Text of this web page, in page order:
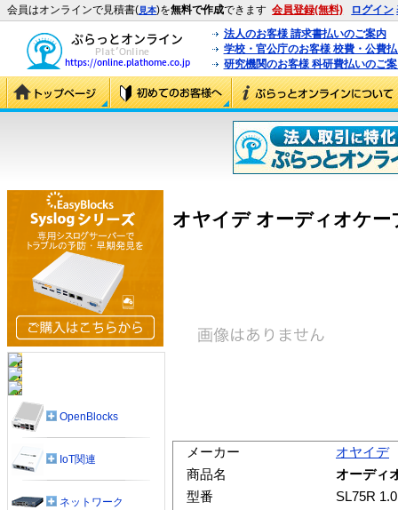
会員はオンラインで見積書(見本)を無料で作成できます 会員登録(無料) ログイン
法人のお客様 請求書払いのご案内
学校・官公庁のお客様 校費・公費
研究機関のお客様 科研費払いのご
オヤイデ オーディオケ
メーカー
オヤイデ
商品名
オーディ
型番
SL75R 1.0
OpenBlocks
IoT関連
ネットワーク